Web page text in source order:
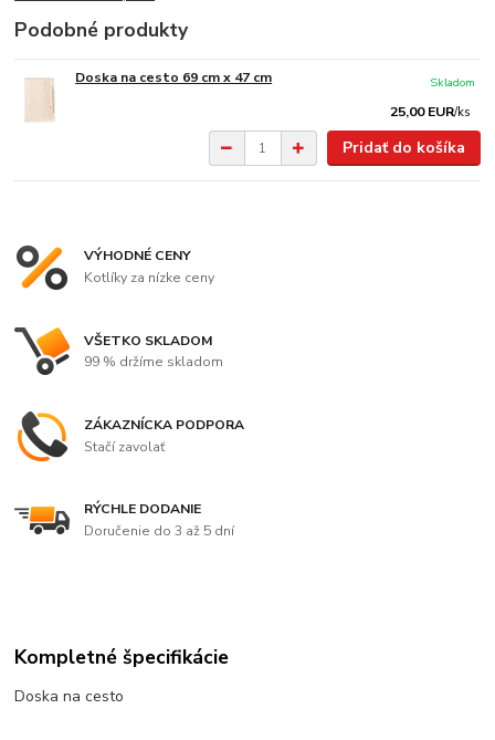
Podobné produkty
Doska na cesto 69 cm x 47 cm
25,00 EUR/ks
Skladom
Pridať do košíka
VÝHODNÉ CENY
Kotlíky za nízke ceny
VŠETKO SKLADOM
99 % držíme skladom
ZÁKAZNÍCKA PODPORA
Stačí zavolať
RÝCHLE DODANIE
Doručenie do 3 až 5 dní
Kompletné špecifikácie
Doska na cesto